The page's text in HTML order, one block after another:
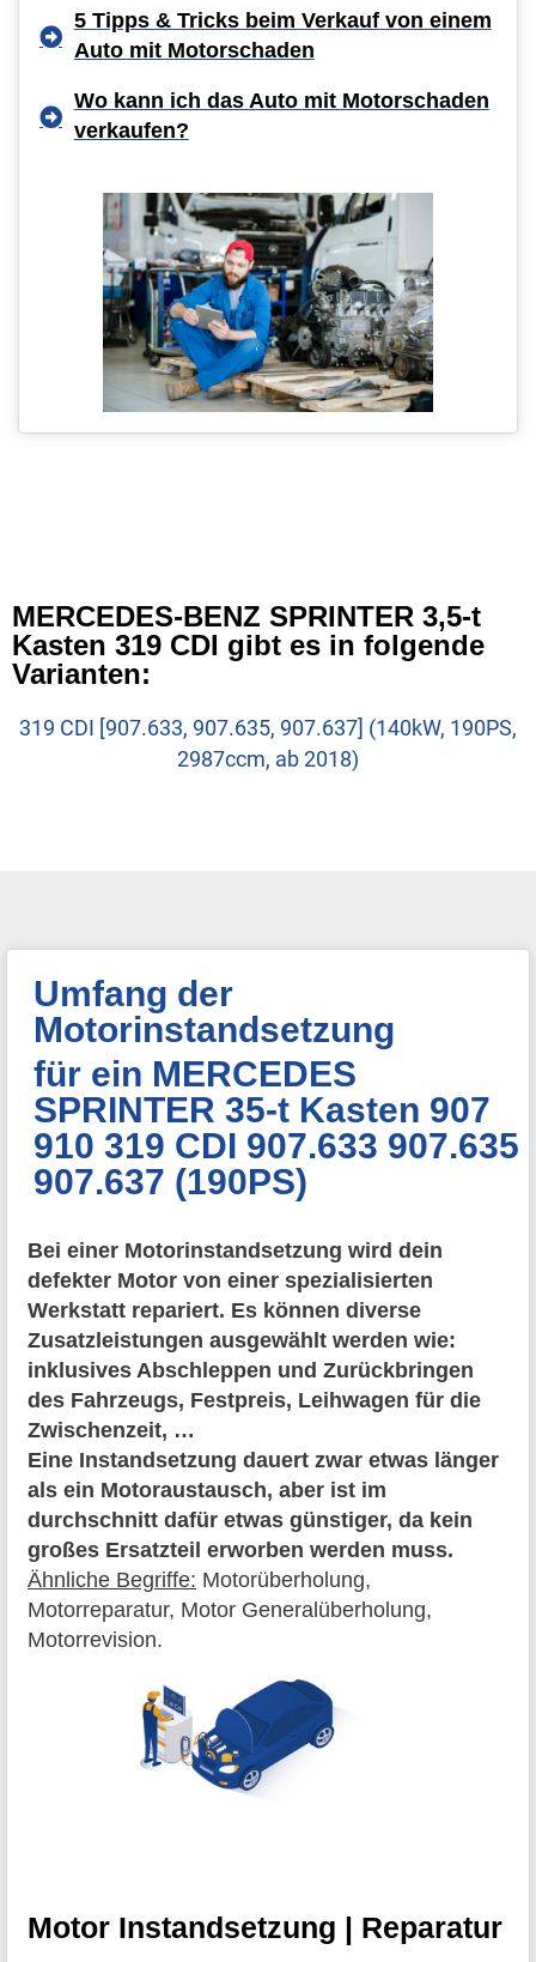
5 Tipps & Tricks beim Verkauf von einem
Auto mit Motorschaden
Wo kann ich das Auto mit Motorschaden
verkaufen?
MERCEDES-BENZ SPRINTER 3,5-t
Kasten 319 CDI gibt es in folgende
Varianten:
319 CDI [907.633, 907.635, 907.637] (140kW, 190PS,
2987ccm, ab 2018)
Umfang der
Motorinstandsetzung
für ein MERCEDES
SPRINTER 35-t Kasten 907
910 319 CDI 907.633 907.635
907.637 (190PS)
Bei einer Motorinstandsetzung wird dein
defekter Motor von einer spezialisierten
Werkstatt repariert. Es können diverse
Zusatzleistungen ausgewählt werden wie:
inklusives Abschleppen und Zurückbringen
des Fahrzeugs, Festpreis, Leihwagen für die
Zwischenzeit, …
Eine Instandsetzung dauert zwar etwas länger
als ein Motoraustausch, aber ist im
durchschnitt dafür etwas günstiger, da kein
großes Ersatzteil erworben werden muss.
Ähnliche Begriffe: Motorüberholung,
Motorreparatur, Motor Generalüberholung,
Motorrevision.
Motor Instandsetzung | Reparatur